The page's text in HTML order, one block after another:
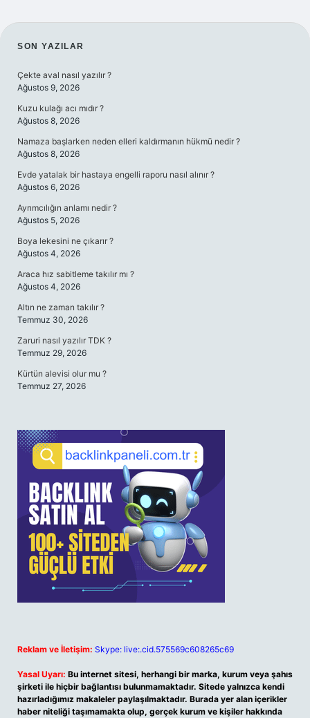
SIDEBAR
SON YAZILAR
Çekte aval nasıl yazılır ?
Ağustos 9, 2026
Kuzu kulağı acı mıdır ?
Ağustos 8, 2026
Namaza başlarken neden elleri kaldırmanın hükmü nedir ?
Ağustos 8, 2026
Evde yatalak bir hastaya engelli raporu nasıl alınır ?
Ağustos 6, 2026
Ayrımcılığın anlamı nedir ?
Ağustos 5, 2026
Boya lekesini ne çıkarır ?
Ağustos 4, 2026
Araca hız sabitleme takılır mı ?
Ağustos 4, 2026
Altın ne zaman takılır ?
Temmuz 30, 2026
Zaruri nasıl yazılır TDK ?
Temmuz 29, 2026
Kürtün alevisi olur mu ?
Temmuz 27, 2026
Reklam ve İletişim: Skype: live:.cid.575569c608265c69
Yasal Uyarı: Bu internet sitesi, herhangi bir marka, kurum veya şahıs
şirketi ile hiçbir bağlantısı bulunmamaktadır. Sitede yalnızca kendi
hazırladığımız makaleler paylaşılmaktadır. Burada yer alan içerikler
haber niteliği taşımamakta olup, gerçek kurum ve kişiler hakkında